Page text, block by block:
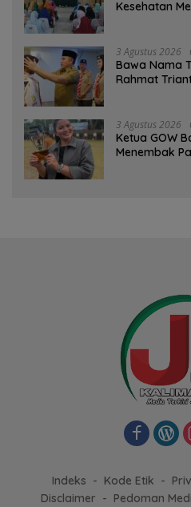
Kesehatan
3 Agustus 2026
Bawa Nama
Rahmat
3 Agustus 2026
Ketua GOW
Menembak
Indeks Kode Etik
Disclaimer
Pedoman